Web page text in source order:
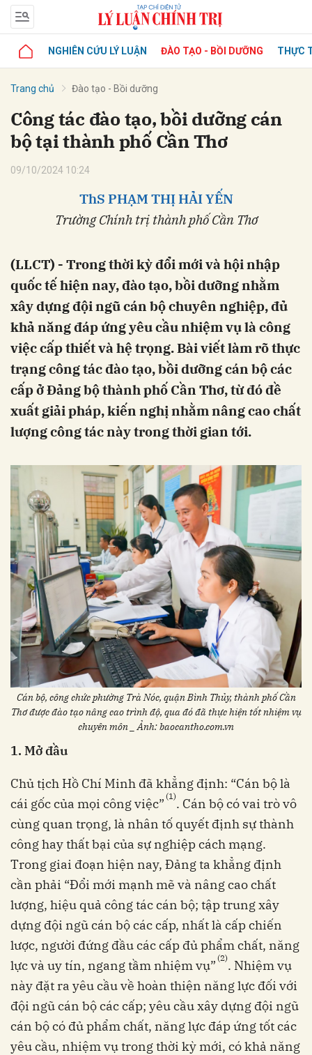
NGHIÊN CỨU LÝ LUẬN ĐÀO TẠO - BỒI DƯỠNG THỰC
Trang chủ Đào tạo - Bồi dưỡng
Công tác đào tạo, bồi dưỡng cán
bộ tại thành phố Cần Thơ
09/10/2024 10:24
ThS PHẠM THỊ HẢI YẾN
Trường Chính trị thành phố Cần Thơ
(LLCT) - Trong thời kỳ đổi mới và hội nhập
quốc tế hiện nay, đào tạo, bồi dưỡng nhằm
xây dựng đội ngũ cán bộ chuyên nghiệp, đủ
khả năng đáp ứng yêu cầu nhiệm vụ là công
việc cấp thiết và hệ trọng. Bài viết làm rõ thực
trạng công tác đào tạo, bồi dưỡng cán bộ các
cấp ở Đảng bộ thành phố Cần Thơ, từ đó đề
xuất giải pháp, kiến nghị nhằm nâng cao chất
lượng công tác này trong thời gian tới.
Cán bộ, công chức phường Trà Nóc, quận Bình Thủy, thành phố Cần
Thơ được đào tạo nâng cao trình độ, qua đó đã thực hiện tốt nhiệm vụ
chuyên môn _ Ảnh: baocantho.com.vn
1. Mở đầu
Chủ tịch Hồ Chí Minh đã khẳng định: “Cán bộ là
cái gốc của mọi công việc” (1). Cán bộ có vai trò vô
cùng quan trọng, là nhân tố quyết định sự thành
công hay thất bại của sự nghiệp cách mạng.
Trong giai đoạn hiện nay, Đảng ta khẳng định
cần phải “Đổi mới mạnh mẽ và nâng cao chất
lượng, hiệu quả công tác cán bộ; tập trung xây
dựng đội ngũ cán bộ các cấp, nhất là cấp chiến
lược, người đứng đầu các cấp đủ phẩm chất, năng
lực và uy tín, ngang tầm nhiệm vụ” (2). Nhiệm vụ
này đặt ra yêu cầu về hoàn thiện năng lực đối với
đội ngũ cán bộ các cấp; yêu cầu xây dựng đội ngũ
cán bộ có đủ phẩm chất, năng lực đáp ứng tốt các
yêu cầu, nhiệm vụ trong thời kỳ mới, có khả năng